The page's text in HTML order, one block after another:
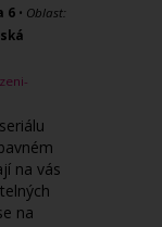
6 • Oblast:
na vás
na